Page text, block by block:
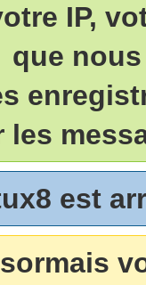
IP,
que
est